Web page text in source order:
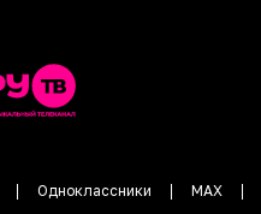
Одноклассники MAX